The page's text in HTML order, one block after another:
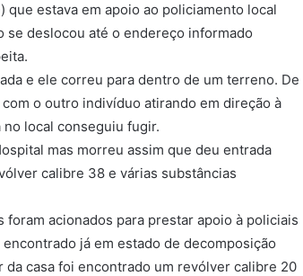
que estava em apoio ao policiamento local
se deslocou até o endereço informado
e ele correu para dentro de um terreno. De
o outro indivíduo atirando em direção à
local conseguiu fugir.
mas morreu assim que deu entrada
calibre 38 e várias substâncias
foram acionados para prestar apoio à policiais
já em estado de decomposição
casa foi encontrado um revólver calibre 20